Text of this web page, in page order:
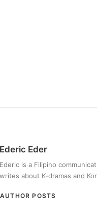
Ederic Eder
Ederic is a Filipino
writes about K-dramas and
AUTHOR POSTS